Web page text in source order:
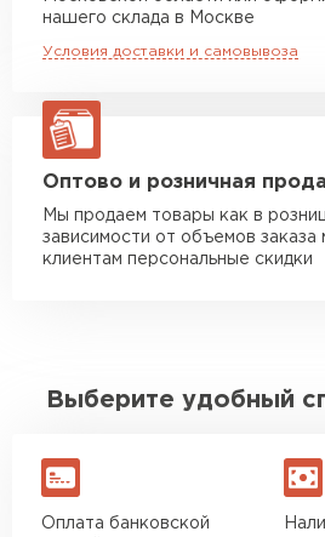
Манипулятор до 20 тн
нашего склада в Москве
Условия доставки и самовывоза
Оптово и розничная
Мы продаем товары как в
зависимости от объемов заказа
клиентам персональные скидки
Выберите удобный
Оплата банковской